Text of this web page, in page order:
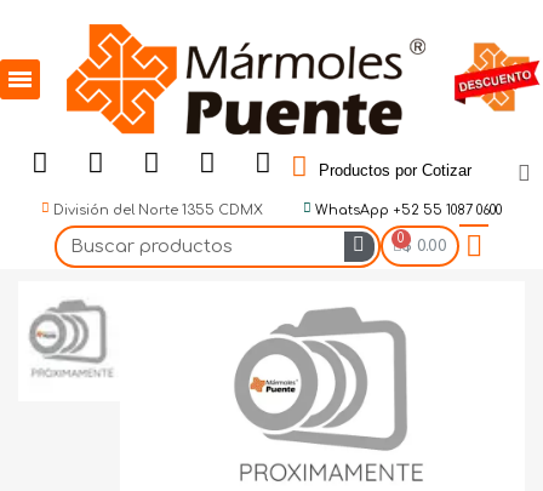
Productos por Cotizar
División del Norte 1355 CDMX WhatsApp +52 55 1087 0600
$ 0.00